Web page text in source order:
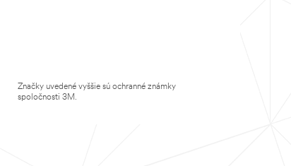
Značky uvedené vyššie sú ochranné známky
spoločnosti 3M.